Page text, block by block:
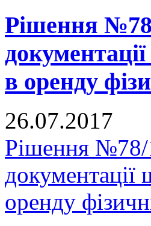
Рішення
в оренду
26.07.2017
Рішення №78/
документації
оренду